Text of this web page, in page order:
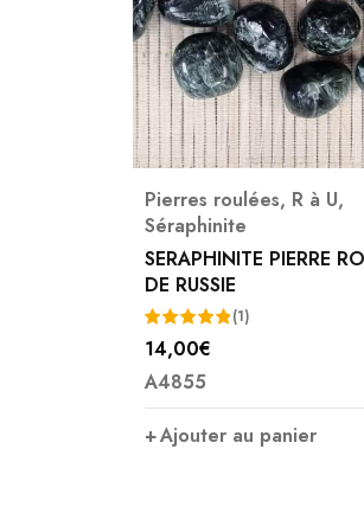
Pierres roulées, R à U,
Séraphinite
SERAPHINITE PIERRE
DE RUSSIE
Note5.00
sur 5
(1)
14,00€
A4855
Ajouter au panier